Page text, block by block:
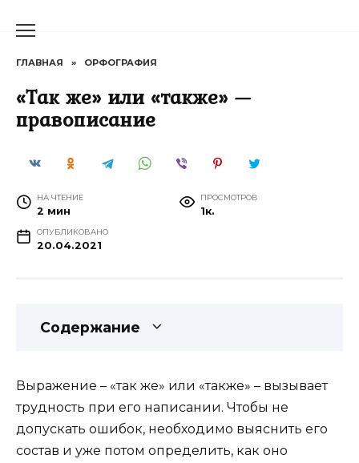
ГЛАВНАЯ » ОРФОГРАФИЯ
«Так же» или «также» —
правописание
НА ЧТЕНИЕ
2 мин
ПРОСМОТРОВ
1к.
ОПУБЛИКОВАНО
20.04.2021
Содержание
Выражение – «так же» или «также» – вызывает
трудность при его написании. Чтобы не
допускать ошибок, необходимо выяснить его
состав и уже потом определить, как оно